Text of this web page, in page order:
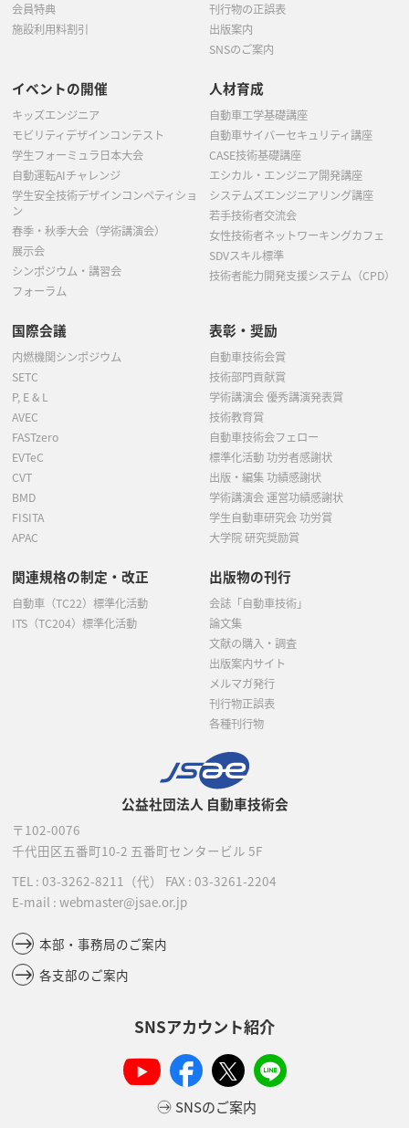
公益社団法人 自動車技術会
〒102-0076
千代田区五番町10-2 五番町センタービル 5F
TEL : 03-3262-8211 （代） FAX : 03-3261-2204
E-mail : webmaster@jsae.or.jp
本部・事務局のご案内
各支部のご案内
SNSアカウント紹介
SNSのご案内
会員特典
施設利用料割引
刊行物の正誤表
出版案内
SNSのご案内
イベントの開催
キッズエンジニア
モビリティデザインコンテスト
学生フォーミュラ日本大会
自動運転AIチャレンジ
学生安全技術デザインコンペティショ
ン
春季・秋季大会（学術講演会）
展示会
シンポジウム・講習会
フォーラム
人材育成
自動車工学基礎講座
自動車サイバーセキュリティ講座
CASE技術基礎講座
エシカル・エンジニア開発講座
システムズエンジニアリング講座
若手技術者交流会
女性技術者ネットワーキングカフェ
SDVスキル標準
技術者能力開発支援システム（CPD）
国際会議
内燃機関シンポジウム
SETC
P, E & L
AVEC
FASTzero
EVTeC
CVT
BMD
FISITA
APAC
表彰・奨励
自動車技術会賞
技術部門貢献賞
学術講演会 優秀講演発表賞
技術教育賞
自動車技術会フェロー
標準化活動 功労者感謝状
出版・編集 功績感謝状
学術講演会 運営功績感謝状
学生自動車研究会 功労賞
大学院 研究奨励賞
関連規格の制定・改正
自動車（TC22）標準化活動
ITS（TC204）標準化活動
出版物の刊行
会誌「自動車技術」
論文集
文献の購入・調査
出版案内サイト
メルマガ発行
刊行物正誤表
各種刊行物